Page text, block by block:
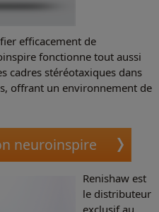
efficacement de
fonctionne tout aussi
cadres stéréotaxiques dans
offrant un environnement de
neuroinspire
Renishaw est
le distributeur
exclusif au